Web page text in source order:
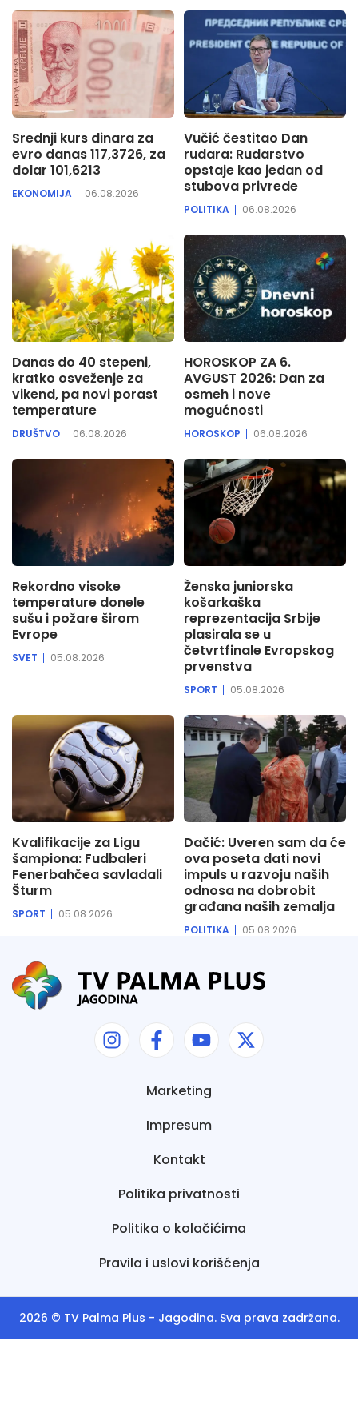
Srednji kurs dinara za
evro danas 117,3726, za
dolar 101,6213
EKONOMIJA 06.08.2026
Vučić čestitao Dan
rudara: Rudarstvo
opstaje kao jedan od
stubova privrede
POLITIKA 06.08.2026
Danas do 40 stepeni,
kratko osveženje za
vikend, pa novi porast
temperature
DRUŠTVO 06.08.2026
HOROSKOP ZA 6.
AVGUST 2026: Dan za
osmeh i nove
mogućnosti
HOROSKOP 06.08.2026
Rekordno visoke
temperature donele
sušu i požare širom
Evrope
SVET 05.08.2026
Ženska juniorska
košarkaška
reprezentacija Srbije
plasirala se u
četvrtfinale Evropskog
prvenstva
SPORT 05.08.2026
Kvalifikacije za Ligu
šampiona: Fudbaleri
Fenerbahčea savladali
Šturm
SPORT 05.08.2026
Dačić: Uveren sam da će
ova poseta dati novi
impuls u razvoju naših
odnosa na dobrobit
građana naših zemalja
POLITIKA 05.08.2026
Marketing
Impresum
Kontakt
Politika privatnosti
Politika o kolačićima
Pravila i uslovi korišćenja
2026 © TV Palma Plus - Jagodina. Sva prava zadržana.